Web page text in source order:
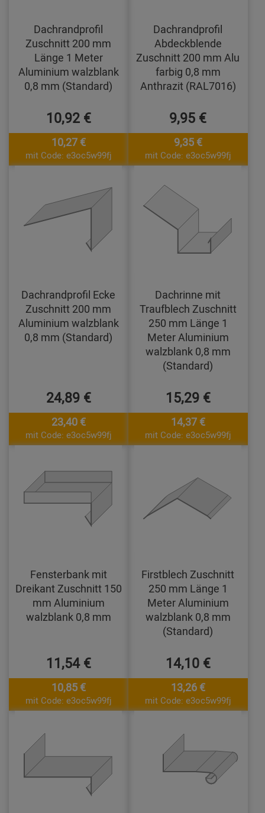
Dachrandprofil
Zuschnitt 200 mm
Länge 1 Meter
Aluminium walzblank
0,8 mm (Standard)
10,92 €
10,27 €
mit Code: e3oc5w99fj
Dachrandprofil
Abdeckblende
Zuschnitt 200 mm Alu
farbig 0,8 mm
Anthrazit (RAL7016)
9,95 €
9,35 €
mit Code: e3oc5w99fj
Dachrandprofil Ecke
Zuschnitt 200 mm
Aluminium walzblank
0,8 mm (Standard)
24,89 €
23,40 €
mit Code: e3oc5w99fj
Dachrinne mit
Traufblech Zuschnitt
250 mm Länge 1
Meter Aluminium
walzblank 0,8 mm
(Standard)
15,29 €
14,37 €
mit Code: e3oc5w99fj
Fensterbank mit
Dreikant Zuschnitt 150
mm Aluminium
walzblank 0,8 mm
11,54 €
10,85 €
mit Code: e3oc5w99fj
Firstblech Zuschnitt
250 mm Länge 1
Meter Aluminium
walzblank 0,8 mm
(Standard)
14,10 €
13,26 €
mit Code: e3oc5w99fj